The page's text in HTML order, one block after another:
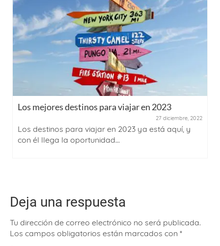
Los mejores destinos para viajar en 2023
27 diciembre, 2022
Los destinos para viajar en 2023 ya está aquí, y
con él llega la oportunidad...
Deja una respuesta
Tu dirección de correo electrónico no será publicada.
Los campos obligatorios están marcados con *